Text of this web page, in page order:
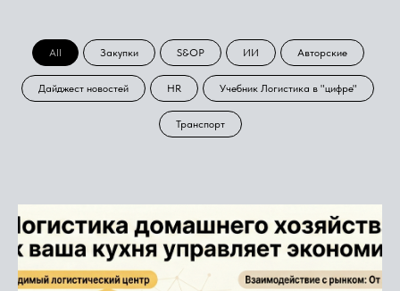
All Закупки S&OP ИИ Авторские
Дайджест новостей HR Учебник Логистика в "цифре"
Транспорт